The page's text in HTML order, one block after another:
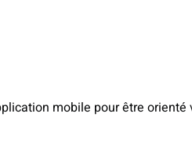
mobile pour être